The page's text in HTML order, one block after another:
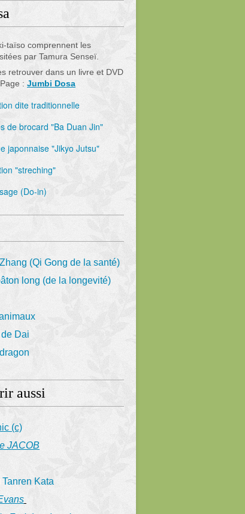
taïso comprennent les
par Tamura Senseï.
retrouver dans un livre et DVD
: Jumbi Dosa
dite traditionnelle
de brocard "Ba Duan Jin"
japonnaise "Jikyo Jutsu"
"streching"
(Do-in)
(Qi Gong de la santé)
long (de la longevité)
Dai
aussi
(c)
JACOB
Kata